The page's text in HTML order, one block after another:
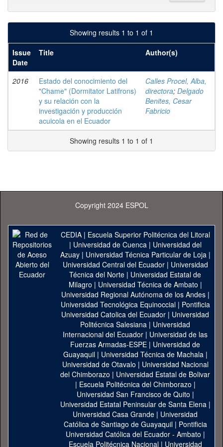
Showing results 1 to 1 of 1
Issue
Date
Title Author(s)
2016
Estado del conocimiento del
"Chame" (Dormitator Latifrons)
y su relación con la
investigación y producción
acuicola en el Ecuador
Calles Procel, Alba,
directora; Delgado
Benites, Cesar
Fabricio
Showing results 1 to 1 of 1
Copyright 2024 ESPOL
CEDIA| Escuela Superior Politécnica del Litoral
| Universidad de Cuenca| Universidad del
Azuay| Universidad Técnica Particular de Loja|
Universidad Central del Ecuador| Universidad
Técnica del Norte | Universidad Estatal de
Milagro | Universidad Técnica de Ambato |
Universidad Regional Autónoma de los Andes|
Universidad Tecnológica Equinoccial| Pontificia
Universidad Catolica del Ecuador | Universidad
Politécnica Salesiana | Universidad
Internacional del Ecuador | Universidad de las
Fuerzas Armadas-ESPE | Universidad de
Guayaquil| Universidad Técnica de Machala|
Universidad de Otavalo | Universidad Nacional
del Chimborazo | Universidad Estatal de Bolivar
| Escuela Politécnica del Chimborazo |
Universidad San Francisco de Quito |
Universidad Estatal Peninsular de Santa Elena|
Universidad Casa Grande | Universidad
Católica de Santiago de Guayaquil| Pontificia
Universidad Católica del Ecuador - Ambato |
Escuela Politécnica Nacional| Universidad